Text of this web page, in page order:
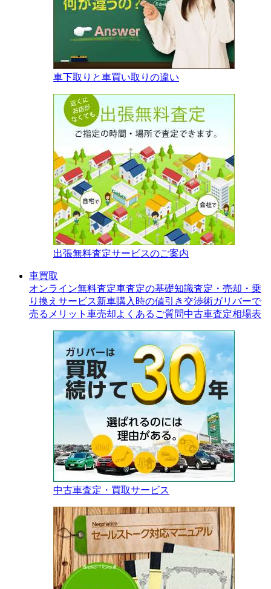
車下取りと車買い取りの違い
出張無料査定サービスのご案内
車買取
オンライン無料査定車査定の基礎知識査定・売却・乗
り換えサービス新車購入時の値引き交渉術ガリバーで
売るメリット 車売却よくあるご質問中古車査定相場表
中古車査定・買取サービス